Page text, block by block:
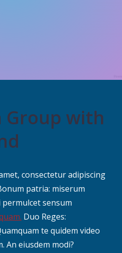
Group with
consectetur adipiscing
patria: miserum
sensum
Duo Reges:
te quidem video
An eiusdem modi?